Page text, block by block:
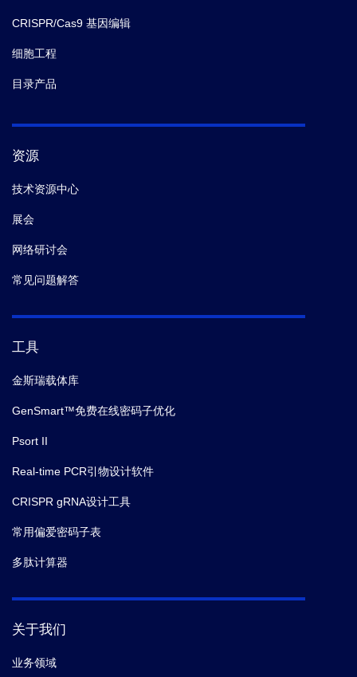
CRISPR/Cas9 基因编辑
细胞工程
目录产品
资源
技术资源中心
展会
网络研讨会
常见问题解答
工具
金斯瑞载体库
GenSmart™免费在线密码子优化
Psort II
Real-time PCR引物设计软件
CRISPR gRNA设计工具
常用偏爱密码子表
多肽计算器
关于我们
业务领域